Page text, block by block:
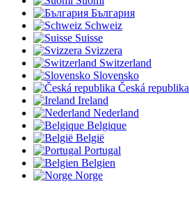
България
Schweiz
Suisse
Svizzera
Switzerland
Slovensko
Česká republika
Ireland
Nederland
Belgique
België
Portugal
Belgien
Norge